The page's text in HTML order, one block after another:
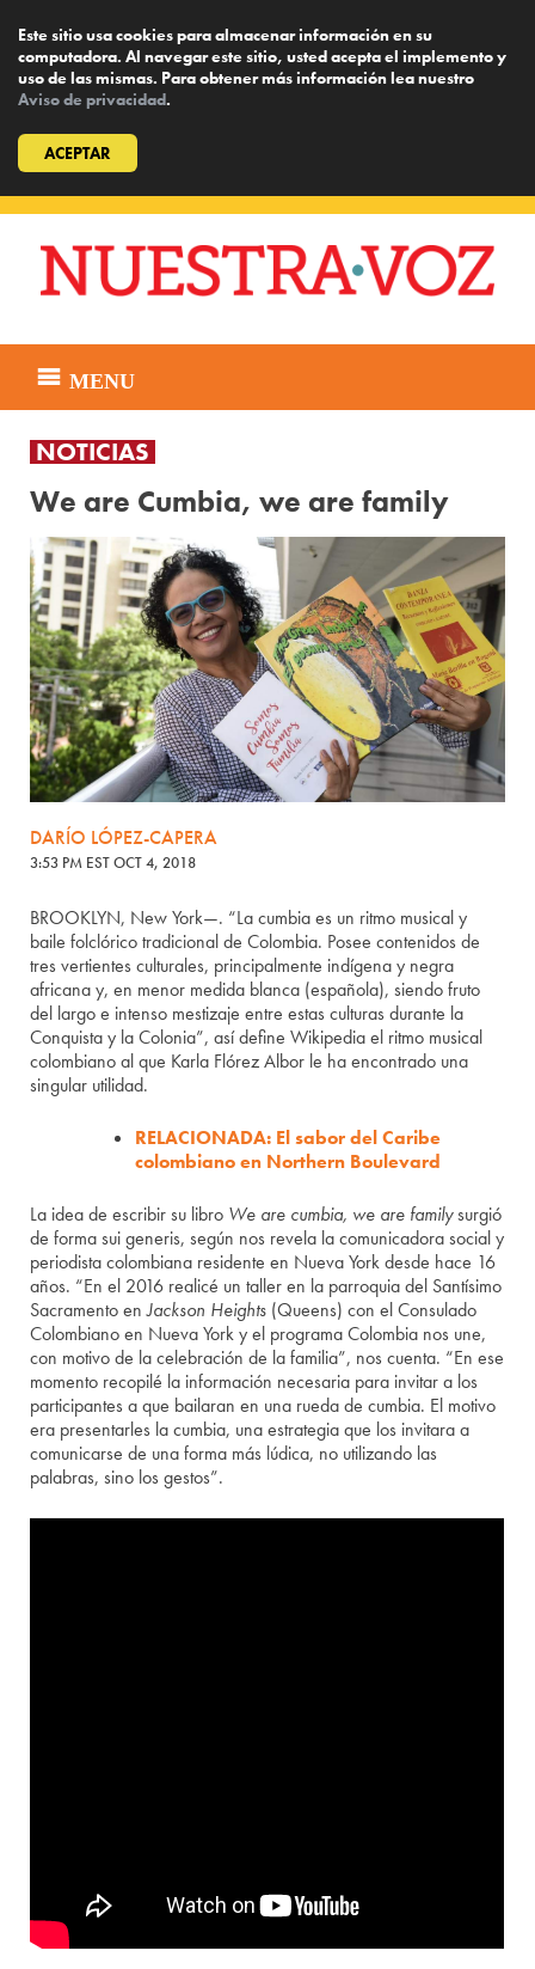
Este sitio usa cookies para almacenar información en su
computadora. Al navegar este sitio, usted acepta el implemento y
uso de las mismas. Para obtener más información lea nuestro
Aviso de privacidad.
ACEPTAR
content
MENU
NOTICIAS
We are Cumbia, we are family
DARÍO LÓPEZ-CAPERA
3:53 PM EST OCT 4, 2018
BROOKLYN, New York—. “La cumbia es un ritmo musical y
baile folclórico tradicional de Colombia. Posee contenidos de
tres vertientes culturales, principalmente indígena y negra
africana y, en menor medida blanca (española), siendo fruto
del largo e intenso mestizaje entre estas culturas durante la
Conquista y la Colonia”, así define Wikipedia el ritmo musical
colombiano al que Karla Flórez Albor le ha encontrado una
singular utilidad.
RELACIONADA: El sabor del Caribe
colombiano en Northern Boulevard
La idea de escribir su libro We are cumbia, we are familysurgió
de forma sui generis, según nos revela la comunicadora social y
periodista colombiana residente en Nueva York desde hace 16
años. “En el 2016 realicé un taller en la parroquia del Santísimo
Sacramento enJackson Heights (Queens) con el Consulado
Colombiano en Nueva York y el programa Colombia nos une,
con motivo de la celebración de la familia”, nos cuenta. “En ese
momento recopilé la información necesaria para invitar a los
participantes a que bailaran en una rueda de cumbia. El motivo
era presentarles la cumbia, una estrategia que los invitara a
comunicarse de una forma más lúdica, no utilizando las
palabras, sino los gestos”.